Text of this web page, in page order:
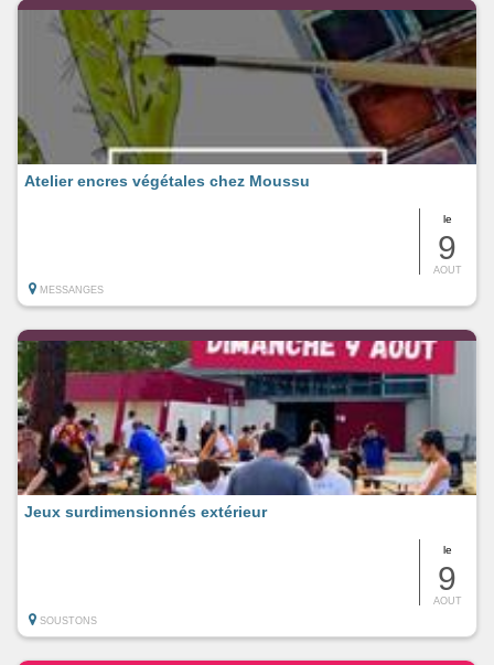
le
9
AOUT
Atelier encres végétales chez Moussu
MESSANGES
le
9
AOUT
Jeux surdimensionnés extérieur
SOUSTONS